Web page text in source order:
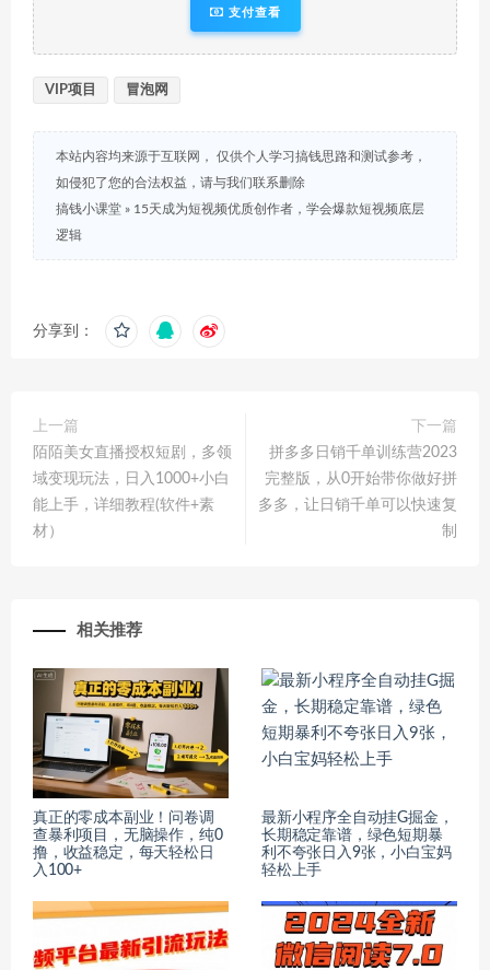
支付查看
VIP项目 冒泡网
本站内容均来源于互联网， 仅供个人学习搞钱思路和测试参考，
如侵犯了您的合法权益，请与我们联系删除
搞钱小课堂 » 15天成为短视频优质创作者，​学会爆款短视频底层
逻辑
分享到：
上一篇
陌陌美女直播授权短剧，多领
域变现玩法，日入1000+小白
能上手，详细教程(软件+素
材）
下一篇
拼多多日销千单训练营2023
完整版，从0开始带你做好拼
多多，让日销千单可以快速复
制
相关推荐
真正的零成本副业！问卷调
查暴利项目，无脑操作，纯0
撸，收益稳定，每天轻松日
入100+
最新小程序全自动挂G掘金，
长期稳定靠谱，绿色短期暴
利不夸张日入9张，小白宝妈
轻松上手